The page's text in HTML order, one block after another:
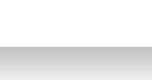
elk moment wijzigen of